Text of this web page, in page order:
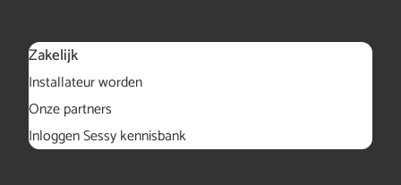
Zakelijk
Installateur worden
Onze partners
Inloggen Sessy kennisbank